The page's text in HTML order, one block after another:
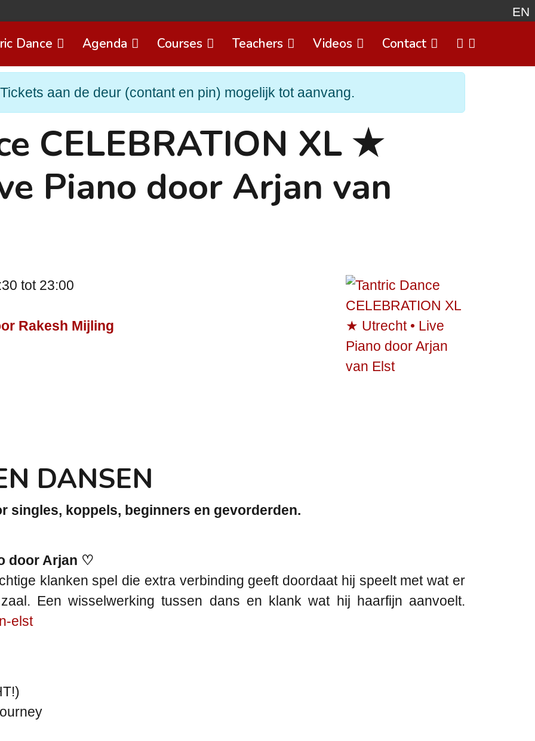
Dance Agenda Courses Teachers Videos Contact
EN
aan de deur (contant en pin) mogelijk tot aanvang.
CELEBRATION XL ★
Piano door Arjan van
tot 23:00
Rakesh Mijling
DANSEN
singles, koppels, beginners en gevorderden.
door Arjan ♡
klanken spel die extra verbinding geeft doordaat hij speelt met wat er
Een wisselwerking tussen dans en klank wat hij haarfijn aanvoelt.
elst